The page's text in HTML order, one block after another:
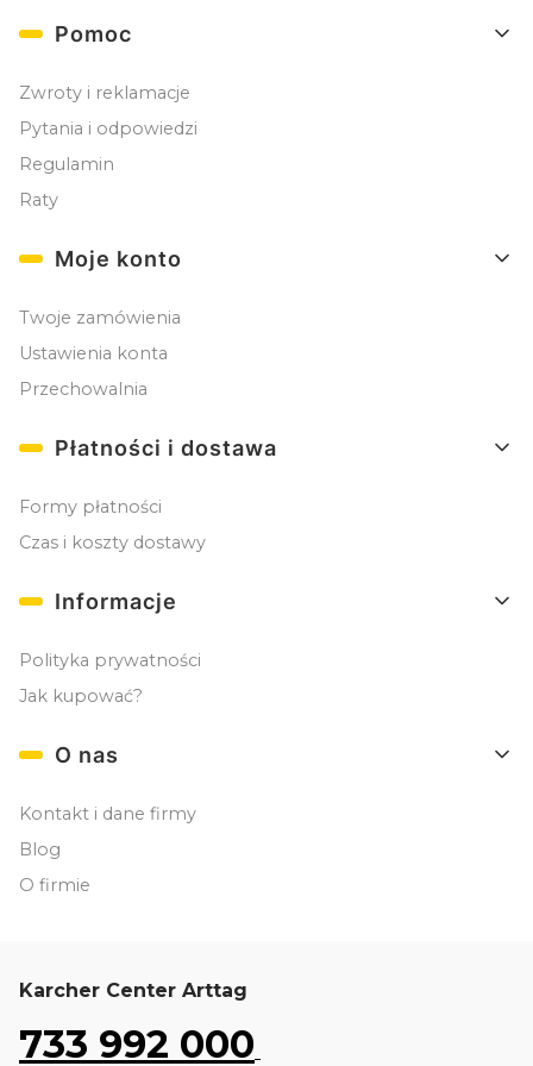
Pomoc
Zwroty i reklamacje
Pytania i odpowiedzi
Regulamin
Raty
Moje konto
Twoje zamówienia
Ustawienia konta
Przechowalnia
Płatności i dostawa
Formy płatności
Czas i koszty dostawy
Informacje
Polityka prywatności
Jak kupować?
O nas
Kontakt i dane firmy
Blog
O firmie
Karcher Center Arttag
733 992 000